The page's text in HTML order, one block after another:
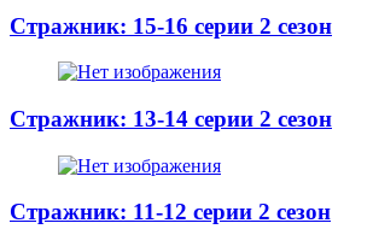
Стражник: 15-16 серии 2 сезон
Стражник: 13-14 серии 2 сезон
Стражник: 11-12 серии 2 сезон